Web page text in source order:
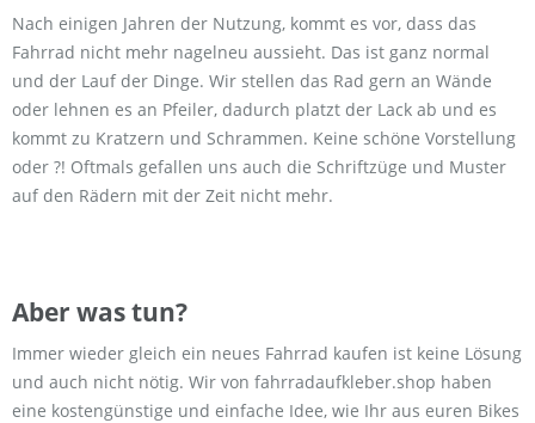
Nach einigen Jahren der Nutzung, kommt es vor, dass das
Fahrrad nicht mehr nagelneu aussieht. Das ist ganz normal
und der Lauf der Dinge. Wir stellen das Rad gern an Wände
oder lehnen es an Pfeiler, dadurch platzt der Lack ab und es
kommt zu Kratzern und Schrammen. Keine schöne Vorstellung
oder ?! Oftmals gefallen uns auch die Schriftzüge und Muster
auf den Rädern mit der Zeit nicht mehr.
Aber was tun?
Immer wieder gleich ein neues Fahrrad kaufen ist keine Lösung
und auch nicht nötig. Wir von fahrradaufkleber.shop haben
eine kostengünstige und einfache Idee, wie Ihr aus euren Bikes